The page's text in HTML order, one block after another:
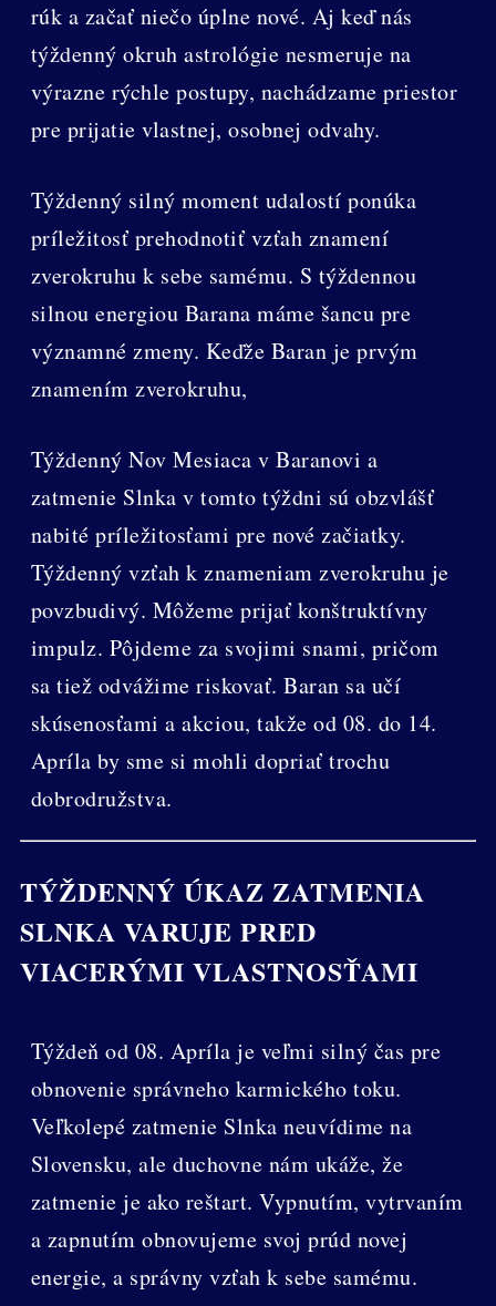
rúk a začať niečo úplne nové. Aj keď nás
týždenný okruh astrológie nesmeruje na
výrazne rýchle postupy, nachádzame priestor
pre prijatie vlastnej, osobnej odvahy.
Týždenný silný moment udalostí ponúka
príležitosť prehodnotiť vzťah znamení
zverokruhu k sebe samému. S týždennou
silnou energiou Barana máme šancu pre
významné zmeny. Keďže Baran je prvým
znamením zverokruhu,
Týždenný Nov Mesiaca v Baranovi a
zatmenie Slnka v tomto týždni sú obzvlášť
nabité príležitosťami pre nové začiatky.
Týždenný vzťah k znameniam zverokruhu je
povzbudivý. Môžeme prijať konštruktívny
impulz. Pôjdeme za svojimi snami, pričom
sa tiež odvážime riskovať. Baran sa učí
skúsenosťami a akciou, takže od 08. do 14.
Apríla by sme si mohli dopriať trochu
dobrodružstva.
TÝŽDENNÝ ÚKAZ ZATMENIA
SLNKA VARUJE PRED
VIACERÝMI VLASTNOSŤAMI
Týždeň od 08. Apríla je veľmi silný čas pre
obnovenie správneho karmického toku.
Veľkolepé zatmenie Slnka neuvídime na
Slovensku, ale duchovne nám ukáže, že
zatmenie je ako reštart. Vypnutím, vytrvaním
a zapnutím obnovujeme svoj prúd novej
energie, a správny vzťah k sebe samému.